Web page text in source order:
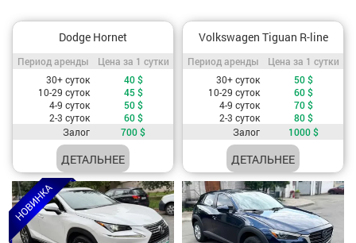
Dodge Hornet
Период аренды / Цена за 1 сутки
Период аренды
Цена за 1 сутки
Стоимость, в зависимости от периода аренды
30+ суток 40 $
10-29 суток
45 $
4-9 суток
50 $
2-3 суток
60 $
Залог
700$
ДЕТАЛЬНЕЕ
Volkswagen Tiguan R-line
Период аренды / Цена за 1 сутки
Период аренды
Цена за 1 сутки
Стоимость, в зависимости от
30+ суток 50 $
10-29 суток
60 $
4-9 суток
70 $
2-3 суток
80 $
Залог
1000 $
ДЕТАЛЬНЕЕ